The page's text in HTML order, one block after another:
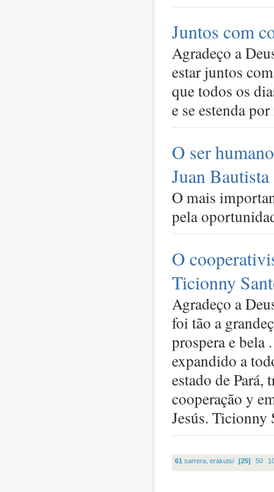
Juntos com
Agradeço a
estar juntos
que todos os
e se estenda
O ser
Juan
O mais
pela
O
Ticionny
Agradeço a
foi tão a
prospera e bela
expandido a
estado de
cooperação y
Jesús. Ticionny
61 sarrera, erakutsi [25] 50